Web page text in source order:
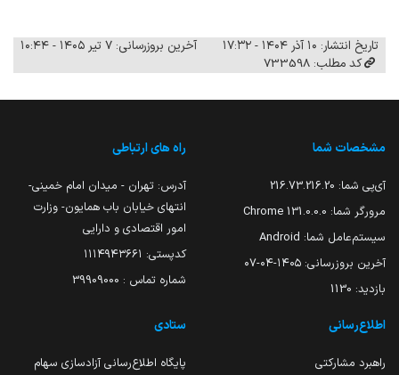
تاریخ انتشار: ۱۰ آذر ۱۴۰۴ - ۱۷:۳۲
آخرین بروزرسانی: ۷ تیر ۱۴۰۵ - ۱۰:۴۴
کد مطلب: 733598
مشخصات شما
آی‌پی شما: 216.73.216.20
مرورگر شما: 131.0.0.0 Chrome
سیستم‌عامل شما: Android
آخرین بروزرسانی: ۱۴۰۵-۰۴-۰۷
بازدید: 1130
راه های ارتباطی
آدرس: تهران - میدان امام خمینی-
انتهای خیابان باب همایون- وزارت
امور اقتصادی و دارایی
کدپستی: ۱۱۱۴۹۴۳۶۶۱
شماره تماس : 39909000
اطلاع‌رسانی
راهبرد مشارکتی
ستادی
پایگاه اطلاع‌رسانی آزادسازی سهام